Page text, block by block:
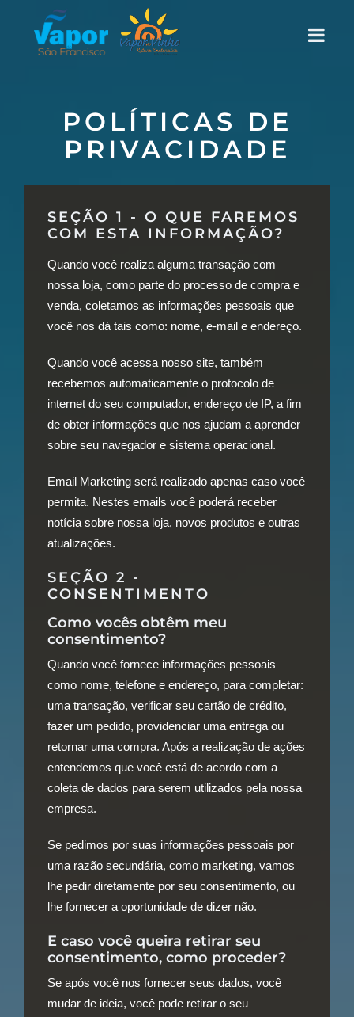
POLÍTICAS DE
PRIVACIDADE
SEÇÃO 1 - O QUE FAREMOS
COM ESTA INFORMAÇÃO?
Quando você realiza alguma transação com
nossa loja, como parte do processo de compra e
venda, coletamos as informações pessoais que
você nos dá tais como: nome, e-mail e endereço.
Quando você acessa nosso site, também
recebemos automaticamente o protocolo de
internet do seu computador, endereço de IP, a fim
de obter informações que nos ajudam a aprender
sobre seu navegador e sistema operacional.
Email Marketing será realizado apenas caso você
permita. Nestes emails você poderá receber
notícia sobre nossa loja, novos produtos e outras
atualizações.
SEÇÃO 2 -
CONSENTIMENTO
Como vocês obtêm meu
consentimento?
Quando você fornece informações pessoais
como nome, telefone e endereço, para completar:
uma transação, verificar seu cartão de crédito,
fazer um pedido, providenciar uma entrega ou
retornar uma compra. Após a realização de ações
entendemos que você está de acordo com a
coleta de dados para serem utilizados pela nossa
empresa.
Se pedimos por suas informações pessoais por
uma razão secundária, como marketing, vamos
lhe pedir diretamente por seu consentimento, ou
lhe fornecer a oportunidade de dizer não.
E caso você queira retirar seu
consentimento, como proceder?
Se após você nos fornecer seus dados, você
mudar de ideia, você pode retirar o seu